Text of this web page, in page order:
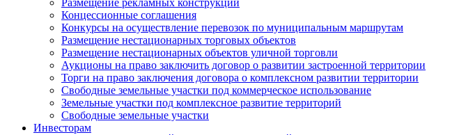
Размещение рекламных конструкций
Концессионные соглашения
Конкурсы на осуществление перевозок по муниципальным маршрутам
Размещение нестационарных торговых объектов
Размещение нестационарных объектов уличной торговли
Аукционы на право заключить договор о развитии застроенной территории
Торги на право заключения договора о комплексном развитии территории
Свободные земельные участки под коммерческое использование
Земельные участки под комплексное развитие территорий
Свободные земельные участки
Инвесторам